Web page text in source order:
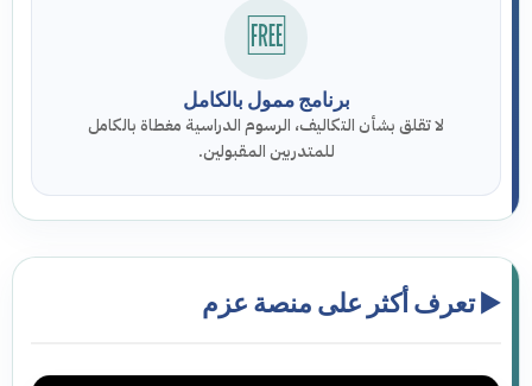
🆓
برنامج ممول بالكامل
لا تقلق بشأن التكاليف، الرسوم الدراسية مغطاة بالكامل
للمتدربين المقبولين.
▶️ تعرف أكثر على منصة عزم